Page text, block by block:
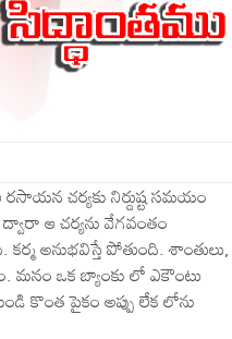
చర్యకు నిర్దుష్ట సమయం
ఆ చర్యను వేగవంతం
అనుభవిస్తే పోతుంది. శాంతులు,
మనం ఒక బ్యాంకు లో ఎకౌంటు
కొంత పైకం అప్పు లేక లోను